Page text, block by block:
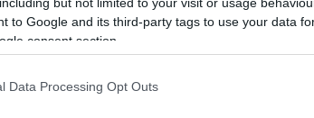
to Google and its third-party tags to use your data
consent section.
Data Processing Opt Outs
το 2021 ανήλθαν σε 8,1 δισ. κυβικά
μέσω της Ιταλίας.